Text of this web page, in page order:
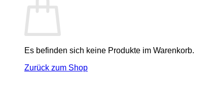
Es befinden sich keine Produkte im Warenkorb.
Zurück zum Shop